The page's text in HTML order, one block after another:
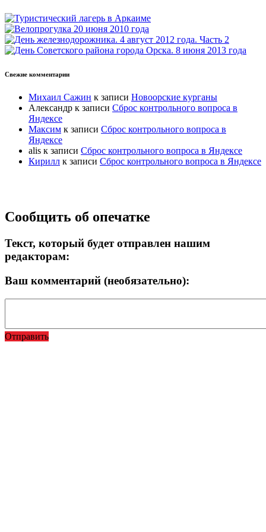
Свежие комментарии
Михаил Сажин к записи Новоорские курганы
Александр к записи Сброс контрольного вопроса в
Яндексе
Максим к записи Сброс контрольного вопроса в
Яндексе
alis к записи Сброс контрольного вопроса в Яндексе
Кирилл к записи Сброс контрольного вопроса в Яндексе
Прокрутка
вверх
Сообщить об опечатке
Текст, который будет отправлен нашим
редакторам:
Ваш комментарий (необязательно):
Отправить